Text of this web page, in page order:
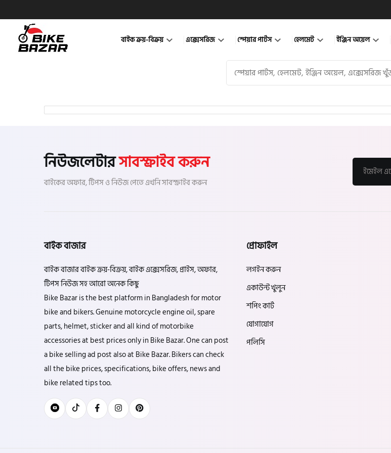
বাইক ক্রয়-বিক্রয় এক্সেসরিজ স্পেয়ার পার্টস হেলমেট ইঞ্জিন অয়েল
নিউজলেটারসাবস্ক্রাইব করুন
বাইকের অফার, টিপস ও নিউজ পেতে এখনি সাবস্ক্রাইব করুন
বাইক বাজার
বাইক বাজার বাইক ক্রয়-বিক্রয়, বাইক এক্সেসরিজ, প্রাইস, অফার,
টিপস নিউজ সহ আরো অনেক কিছু
Bike Bazar is the best platform in Bangladesh for motor
bike and bikers. Genuine motorcycle engine oil, spare
parts, helmet, sticker and all kind of motorbike
accessories at best prices only in Bike Bazar. One can post
a bike selling ad post also at Bike Bazar. Bikers can check
all the bike prices, specifications, bike offers, news and
bike related tips too.
প্রোফাইল
লগইন করুন
একাউন্ট খুলুন
শপিং কার্ট
যোগাযোগ
পলিসি